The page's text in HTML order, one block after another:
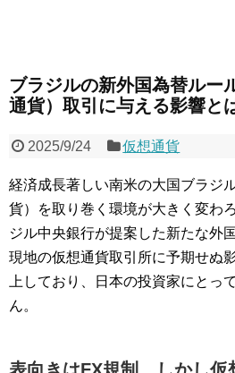
ブラジルの新外国為替ルー
通貨）取引に与える影響と
2025/9/24 仮想通貨
経済成長著しい南米の大国ブラジ
貨）を取り巻く環境が大きく変わ
ジル中央銀行が提案した新たな外
現地の仮想通貨取引所に予期せぬ
上しており、日本の投資家にとっ
ん。